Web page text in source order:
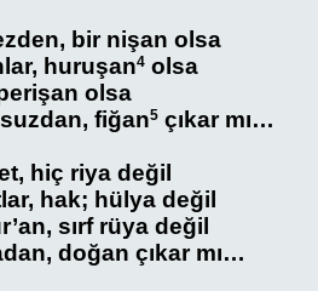
bir nişan olsa
huruşan4olsa
olsa
fiğan5çıkar mı…
hiç riya değil
hak; hülya değil
sırf rüya değil
doğan çıkar mı…